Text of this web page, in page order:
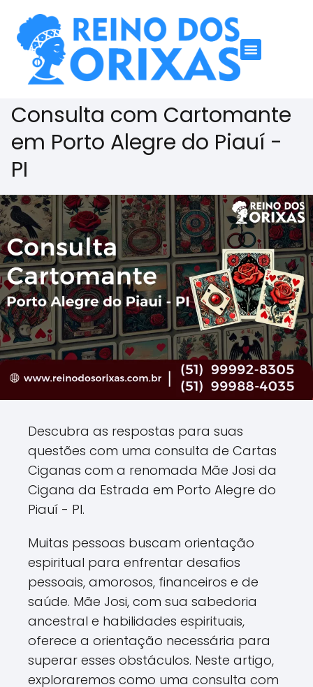
Consulta com Cartomante
em Porto Alegre do Piauí -
PI
Descubra as respostas para suas
questões com uma consulta de Cartas
Ciganas com a renomada Mãe Josi da
Cigana da Estrada em Porto Alegre do
Piauí - PI.
Muitas pessoas buscam orientação
espiritual para enfrentar desafios
pessoais, amorosos, financeiros e de
saúde. Mãe Josi, com sua sabedoria
ancestral e habilidades espirituais,
oferece a orientação necessária para
superar esses obstáculos. Neste artigo,
exploraremos como uma consulta com